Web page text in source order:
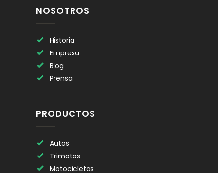
NOSOTROS
Historia
Empresa
Blog
Prensa
PRODUCTOS
Autos
Trimotos
Motocicletas